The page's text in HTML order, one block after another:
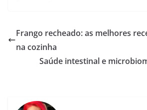
Frango recheado: as melhores
na cozinha
Saúde intestinal e